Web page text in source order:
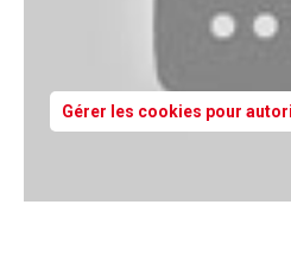
Gérer les cookies pour